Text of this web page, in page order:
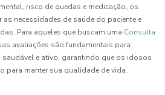
risco de quedas e medicação, os
necessidades de saúde do paciente e
Para aqueles que buscam uma Consulta
avaliações são fundamentais para
saudável e ativo, garantindo que os idosos
para manter sua qualidade de vida.